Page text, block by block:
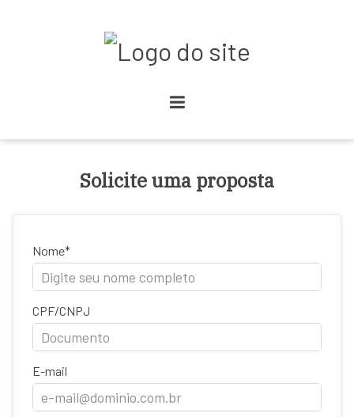
Solicite uma proposta
Nome
CPF/CNPJ
E-mail